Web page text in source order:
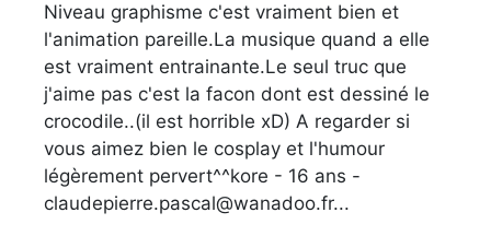
Niveau graphisme c'est vraiment bien et
l'animation pareille.La musique quand a elle
est vraiment entrainante.Le seul truc que
j'aime pas c'est la facon dont est dessiné le
crocodile..(il est horrible xD) A regarder si
vous aimez bien le cosplay et l'humour
légèrement pervert^^kore - 16 ans -
claudepierre.pascal@wanadoo.fr...